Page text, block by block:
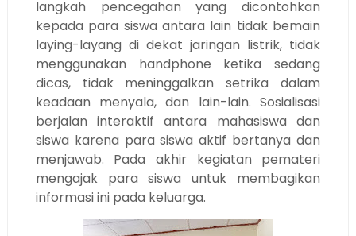
langkah pencegahan yang dicontohkan
kepada para siswa antara lain tidak bemain
laying-layang di dekat jaringan listrik, tidak
menggunakan handphone ketika sedang
dicas, tidak meninggalkan setrika dalam
keadaan menyala, dan lain-lain. Sosialisasi
berjalan interaktif antara mahasiswa dan
siswa karena para siswa aktif bertanya dan
menjawab. Pada akhir kegiatan pemateri
mengajak para siswa untuk membagikan
informasi ini pada keluarga.